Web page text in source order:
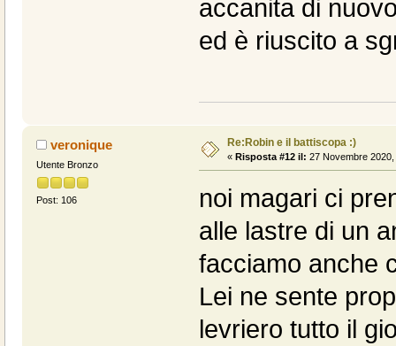
accanita di
ed è riuscito a
veronique
Utente Bronzo
Post: 106
Re:Robin e il battiscopa :)
« Risposta #12 il: 27 Novembre
noi magari ci
alle lastre di un
facciamo anche
Lei ne sente
levriero tutto il